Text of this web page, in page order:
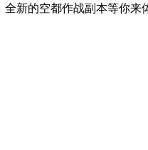
新的空都作战副本等你